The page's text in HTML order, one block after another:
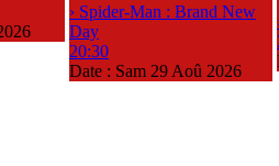
› Spider-Man : Brand New
Day
20:30
Date : Sam 29 Aoû 2026